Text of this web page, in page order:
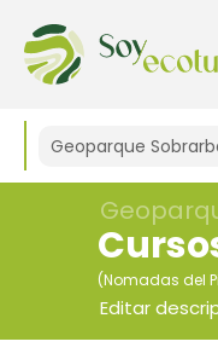
Geoparque
(Nomadas del
Editar